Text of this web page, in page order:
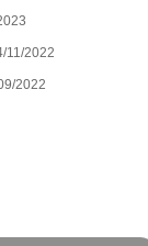
11/2022
2022